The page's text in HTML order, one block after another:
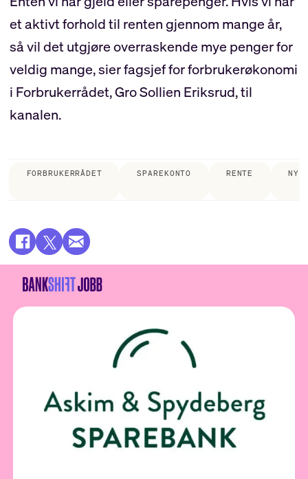
et aktivt forhold til renten gjennom mange år,
så vil det utgjøre overraskende mye penger for
veldig mange, sier fagsjef for forbrukerøkonomi
i Forbrukerrådet, Gro Sollien Eriksrud, til
kanalen.
FORBRUKERRÅDET SPAREKONTO RENTE